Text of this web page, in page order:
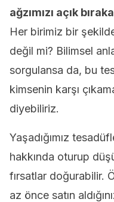
ağzımızı açık
Her birimiz bir
değil mi? Bilimsel
sorgulansa da, bu
kimsenin karşı
diyebiliriz.
Yaşadığımız
hakkında oturup
fırsatlar doğurabilir.
az önce satın